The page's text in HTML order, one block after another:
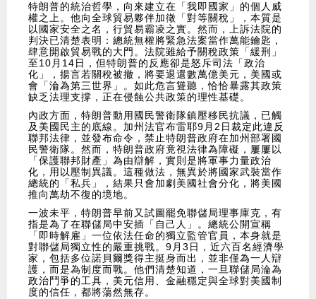
特朗普的統治哲學，向來建立在「我即國家」的個人威
權之上。他向全球貿易夥伴加徵「對等關稅」，本質是
以國家安全之名，行貿易霸凌之實。然而，上訴法院的
判決已清楚表明：總統無權將緊急法案當作萬能鑰匙，
肆意開啟貿易戰的大門。法院雖給予關稅政策「緩刑」
至10月14日，但特朗普的反應卻是怒斥司法「政治
化」，揚言若關稅被撤，將要退還數萬億美元，美國或
會「淪為第三世界」。如此危言聳聽，恰恰暴露其政策
缺乏法理支撐，正在侵蝕公共政策的理性基礎。
內政方面，特朗普動用國民警衛隊鎮壓移民抗議，已觸
及美國民主的底線。加州法官布雷耶9月2日裁定此違反
聯邦法律，並發布命令，禁止特朗普政府在加州部署國
民警衛隊。然而，特朗普政府竟視法律為障礙，屢屢以
「保護聯邦財產」為由辯解，實則是將軍事力量政治
化，用以壓制異議。這種做法，無異於將國家武裝當作
總統的「私兵」，結果只會加劇美國社會分化，將美國
推向萬劫不復的境地。
一波未平，特朗普早前又試圖罷免聯儲局理事庫克，有
指是為了在聯儲局中安插「自己人」。總統公開宣稱
「即時解雇」一位依法任命的獨立監管官員，本身就是
對聯儲局獨立性的嚴重挑戰。9月3日，近六百名經濟學
家，包括多位諾貝爾獎得主挺身而出，並非僅為一人辯
護，而是為制度而戰。他們清楚知道，一旦聯儲局淪為
政治鬥爭的工具，美元信用、金融穩定與全球對美國制
度的信任，都將蕩然無存。